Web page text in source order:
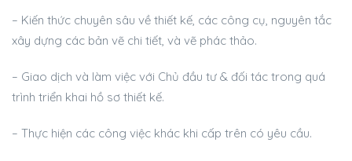
– Kiến thức chuyên sâu về thiết kế, các công cụ, nguyên tắc
xây dựng các bản vẽ chi tiết, và vẽ phác thảo.
– Giao dịch và làm việc với Chủ đầu tư & đối tác trong quá
trình triển khai hồ sơ thiết kế.
– Thực hiện các công việc khác khi cấp trên có yêu cầu.